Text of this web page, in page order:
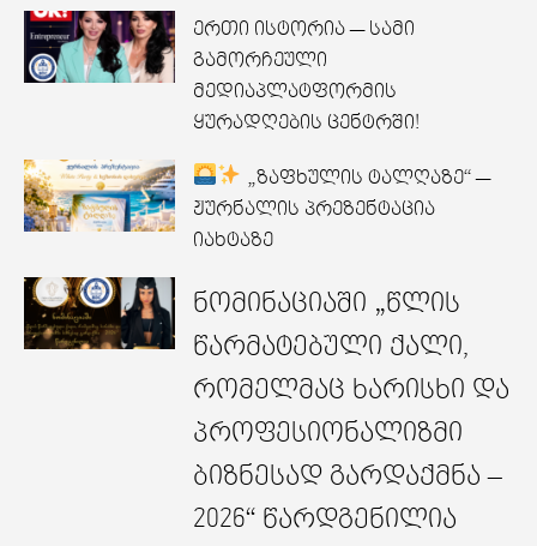
ერთი ისტორია — სამი
გამორჩეული
მედიაპლატფორმის
ყურადღების ცენტრში!
„ზაფხულის ტალღაზე“ —
ჟურნალის პრეზენტაცია
იახტაზე
ნომინაციაში „წლის
წარმატებული ქალი,
რომელმაც ხარისხი და
პროფესიონალიზმი
ბიზნესად გარდაქმნა –
2026“ წარდგენილია